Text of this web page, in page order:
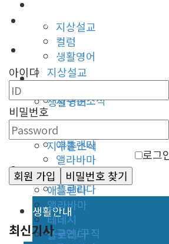
지상설교
컬럼
생활영어
미국뉴스
지구촌소식
동남부
애틀랜타
앨라바마
테네시
플로리다
생활안내
구인/구직
이민뉴스
오피니언
지상설교
생활영어
미국뉴스
지구촌소식
동남부
애틀랜타
앨라바마
테네시
플로리다
아이디
비밀번호
로그
회원 가입
비밀번호 찾기
최신기사